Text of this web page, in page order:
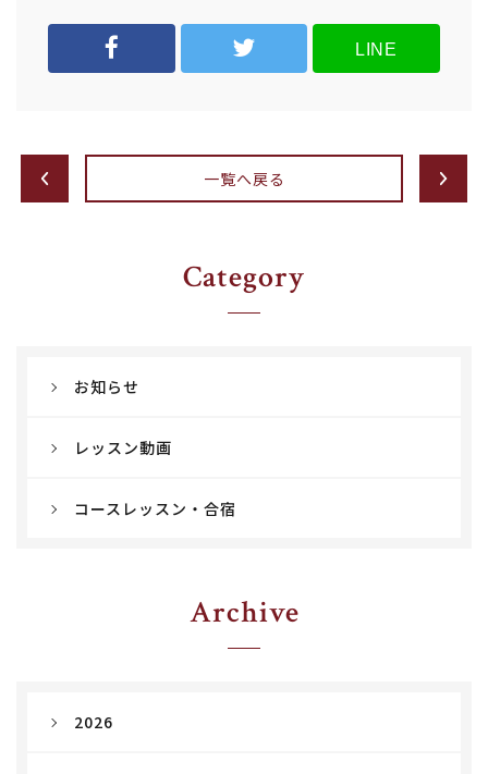
LINE
一覧へ戻る
Category
お知らせ
レッスン動画
コースレッスン・合宿
Archive
2026